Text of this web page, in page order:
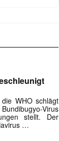
WHO schlägt
Virus
stellt. Der
…